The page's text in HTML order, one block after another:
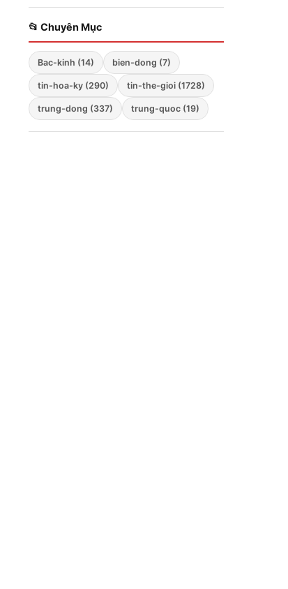
triển khai chiến lược
chế vào lòng nước
📂 Chuyên Mục
Bac-kinh (14) bien-dong (7)
tin-hoa-ky (290) tin-the-gioi (1728)
trung-dong (337) trung-quoc (19)